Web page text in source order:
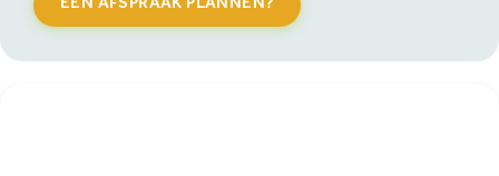
EEN AFSPRAAK PLANNEN?